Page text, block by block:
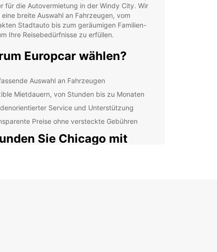
für die Autovermietung in der Windy City. Wir
eine breite Auswahl an Fahrzeugen, vom
Stadtauto bis zum geräumigen Familien-
Ihre Reisebedürfnisse zu erfüllen.
Europcar wählen?
Auswahl an Fahrzeugen
Mietdauern, von Stunden bis zu Monaten
Service und Unterstützung
Preise ohne versteckte Gebühren
Sie Chicago mit